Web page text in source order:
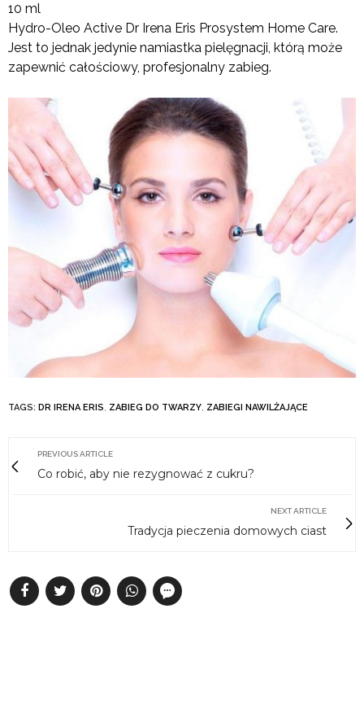
10 ml
Hydro-Oleo Active Dr Irena Eris Prosystem Home Care.
Jest to jednak jedynie namiastka pielęgnacji, którą może
zapewnić całościowy, profesjonalny zabieg.
TAGS: DR IRENA ERIS, ZABIEG DO TWARZY, ZABIEGI NAWILŻAJĄCE
PREVIOUS ARTICLE
Co robić, aby nie rezygnować z cukru?
NEXT ARTICLE
Tradycja pieczenia domowych ciast